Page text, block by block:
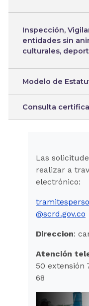
Inspección,
entidades sin
culturales,
Modelo de
Consulta
Las
realizar a
electrónico:
@scrd.gov.co
Direccion:
Atención
50 extensión
68